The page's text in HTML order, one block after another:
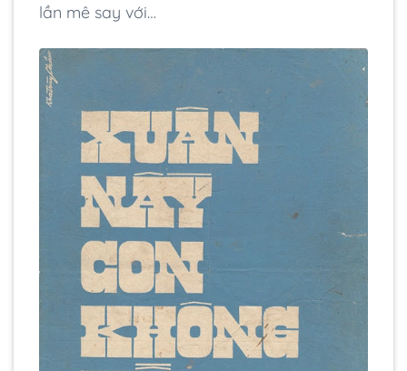
lần mê say với…